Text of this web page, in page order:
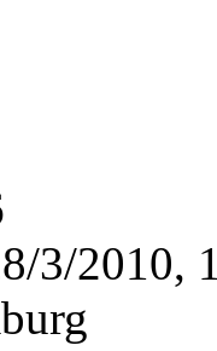
3/2010,